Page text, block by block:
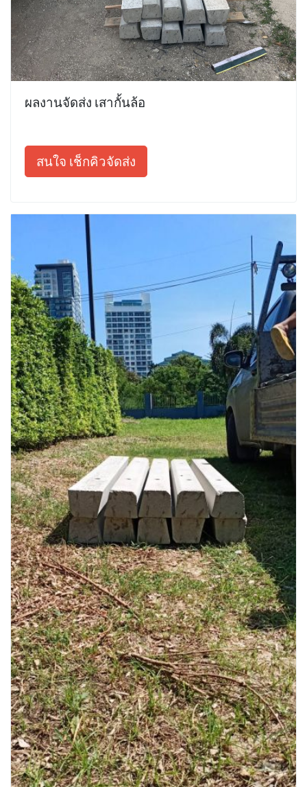
ผลงานจัดส่ง เสากั้นล้อ
สนใจ เช็กคิวจัดส่ง